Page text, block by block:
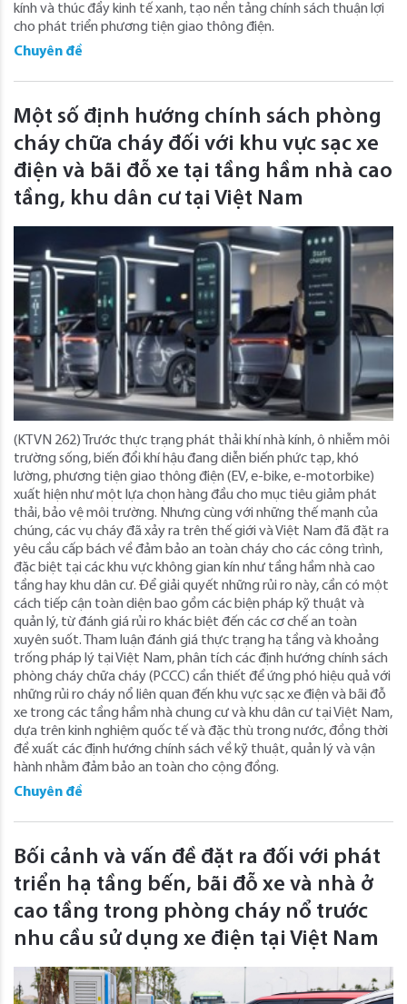
kính và thúc đẩy kinh tế xanh, tạo nền tảng chính sách thuận lợi
cho phát triển phương tiện giao thông điện.
Chuyên đề
Một số định hướng chính sách phòng
cháy chữa cháy đối với khu vực sạc xe
điện và bãi đỗ xe tại tầng hầm nhà cao
tầng, khu dân cư tại Việt Nam
(KTVN 262) Trước thực trạng phát thải khí nhà kính, ô nhiễm môi
trường sống, biến đổi khí hậu đang diễn biến phức tạp, khó
lường, phương tiện giao thông điện (EV, e-bike, e-motorbike)
xuất hiện như một lựa chọn hàng đầu cho mục tiêu giảm phát
thải, bảo vệ môi trường. Nhưng cùng với những thế mạnh của
chúng, các vụ cháy đã xảy ra trên thế giới và Việt Nam đã đặt ra
yêu cầu cấp bách về đảm bảo an toàn cháy cho các công trình,
đặc biệt tại các khu vực không gian kín như tầng hầm nhà cao
tầng hay khu dân cư. Để giải quyết những rủi ro này, cần có một
cách tiếp cận toàn diện bao gồm các biện pháp kỹ thuật và
quản lý, từ đánh giá rủi ro khác biệt đến các cơ chế an toàn
xuyên suốt. Tham luận đánh giá thực trạng hạ tầng và khoảng
trống pháp lý tại Việt Nam, phân tích các định hướng chính sách
phòng cháy chữa cháy (PCCC) cần thiết để ứng phó hiệu quả với
những rủi ro cháy nổ liên quan đến khu vực sạc xe điện và bãi đỗ
xe trong các tầng hầm nhà chung cư và khu dân cư tại Việt Nam,
dựa trên kinh nghiệm quốc tế và đặc thù trong nước, đồng thời
đề xuất các định hướng chính sách về kỹ thuật, quản lý và vận
hành nhằm đảm bảo an toàn cho cộng đồng.
Chuyên đề
Bối cảnh và vấn đề đặt ra đối với phát
triển hạ tầng bến, bãi đỗ xe và nhà ở
cao tầng trong phòng cháy nổ trước
nhu cầu sử dụng xe điện tại Việt Nam